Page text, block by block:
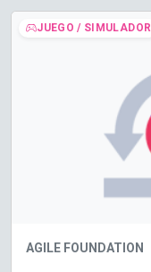
JUEGO / SIMULADOR
AGILE FOUNDATION